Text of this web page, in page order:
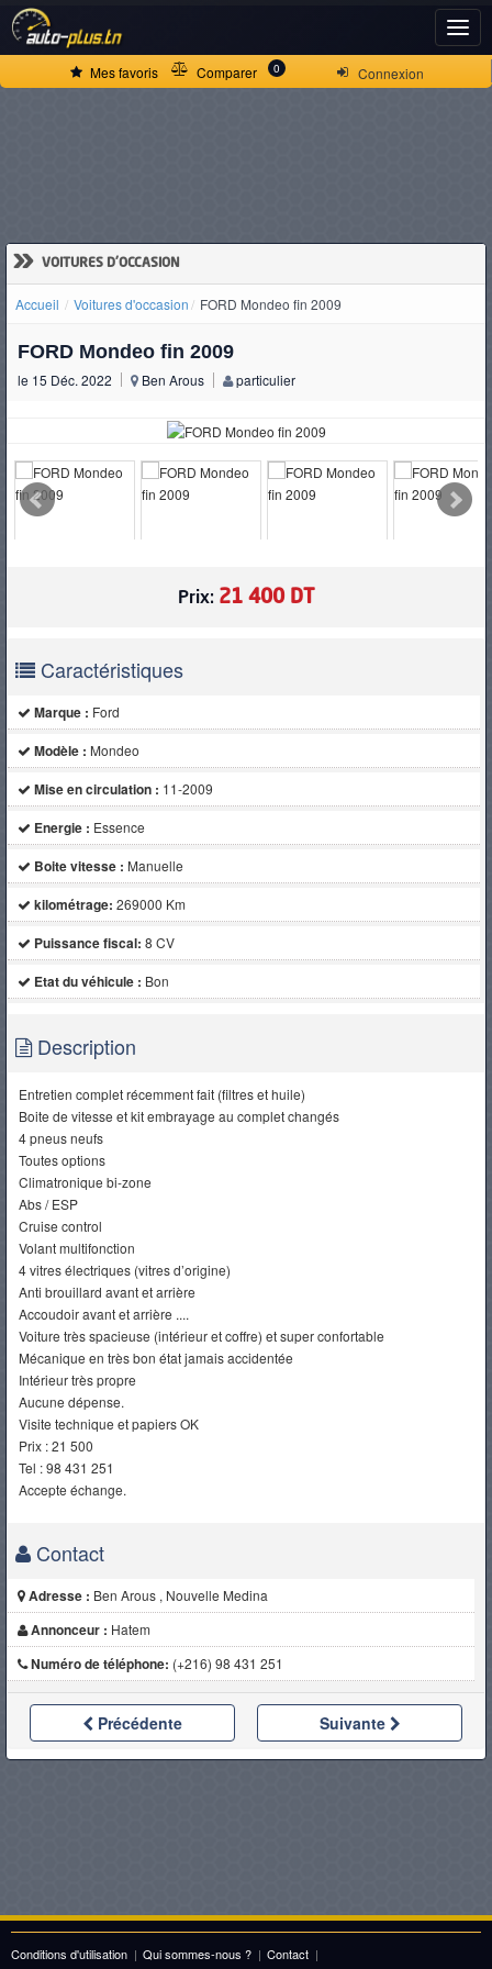
Connexion
Mes favoris Comparer 0
» VOITURES D'OCCASION
Accueil Voitures d'occasion FORD Mondeo fin 2009
FORD Mondeo fin 2009
le 15 Déc. 2022 Ben Arous particulier
Prix: 21 400 DT
Caractéristiques
Marque : Ford
Modèle : Mondeo
Mise en circulation : 11-2009
Energie : Essence
Boite vitesse : Manuelle
kilométrage: 269000 Km
Puissance fiscal: 8 CV
Etat du véhicule : Bon
Description
Entretien complet récemment fait (filtres et huile)
Boite de vitesse et kit embrayage au complet changés
4 pneus neufs
Toutes options
Climatronique bi-zone
Abs / ESP
Cruise control
Volant multifonction
4 vitres électriques (vitres d’origine)
Anti brouillard avant et arrière
Accoudoir avant et arrière ....
Voiture très spacieuse (intérieur et coffre) et super confortable
Mécanique en très bon état jamais accidentée
Intérieur très propre
Aucune dépense.
Visite technique et papiers OK
Prix : 21 500
Tel : 98 431 251
Accepte échange.
Contact
Adresse : Ben Arous , Nouvelle Medina
Annonceur : Hatem
Numéro de téléphone: (+216) 98 431 251
Précédente Suivante
Conditions d'utilisation | Qui sommes-nous ? | Contact |
ACCUEIL
D'OCCASION